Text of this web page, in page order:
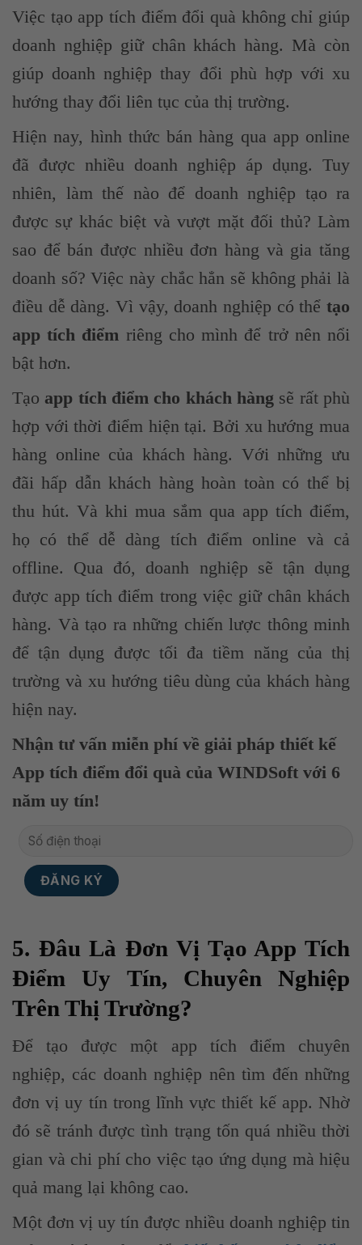
Việc tạo app tích điểm đổi quà không chỉ giúp
doanh nghiệp giữ chân khách hàng. Mà còn
giúp doanh nghiệp thay đổi phù hợp với xu
hướng thay đổi liên tục của thị trường.
Hiện nay, hình thức bán hàng qua app online
đã được nhiều doanh nghiệp áp dụng. Tuy
nhiên, làm thế nào để doanh nghiệp tạo ra
được sự khác biệt và vượt mặt đối thủ? Làm
sao để bán được nhiều đơn hàng và gia tăng
doanh số? Việc này chắc hẳn sẽ không phải là
điều dễ dàng. Vì vậy, doanh nghiệp có thể tạo
app tích điểm riêng cho mình để trở nên nổi
bật hơn.
Tạo app tích điểm cho khách hàng sẽ rất phù
hợp với thời điểm hiện tại. Bởi xu hướng mua
hàng online của khách hàng. Với những ưu
đãi hấp dẫn khách hàng hoàn toàn có thể bị
thu hút. Và khi mua sắm qua app tích điểm,
họ có thể dễ dàng tích điểm online và cả
offline. Qua đó, doanh nghiệp sẽ tận dụng
được app tích điểm trong việc giữ chân khách
hàng. Và tạo ra những chiến lược thông minh
để tận dụng được tối đa tiềm năng của thị
trường và xu hướng tiêu dùng của khách hàng
hiện nay.
Nhận tư vấn miễn phí về giải pháp thiết kế
App tích điểm đổi quà của WINDSoft với 6
năm uy tín!
5. Đâu Là Đơn Vị Tạo App Tích
Điểm Uy Tín, Chuyên Nghiệp
Trên Thị Trường?
Để tạo được một app tích điểm chuyên
nghiệp, các doanh nghiệp nên tìm đến những
đơn vị uy tín trong lĩnh vực thiết kế app. Nhờ
đó sẽ tránh được tình trạng tốn quá nhiều thời
gian và chi phí cho việc tạo ứng dụng mà hiệu
quả mang lại không cao.
Một đơn vị uy tín được nhiều doanh nghiệp tin